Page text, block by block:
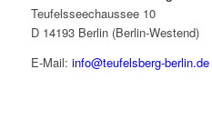
Teufelsseechaussee 10
D 14193 Berlin (Berlin-Westend)
E-Mail: info@teufelsberg-berlin.de